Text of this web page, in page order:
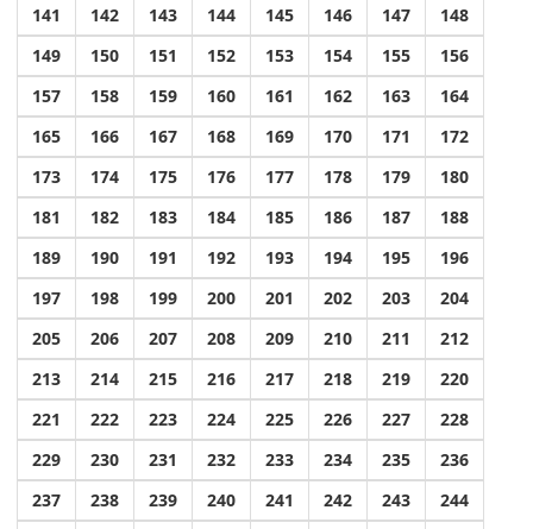
141
142 143 144 145 146 147
148
149
150 151 152 153 154 155
156
157
158 159 160 161 162 163
164
165
166 167 168 169 170 171
172
173
174 175 176 177 178 179
180
181
182 183 184 185 186 187
188
189
190 191 192 193 194 195
196
197
198 199 200 201 202 203
204
205
206 207 208 209 210 211
212
213
214 215 216 217 218 219
220
221
222 223 224 225 226 227
228
229
230 231 232 233 234 235
236
237
238 239 240 241 242 243 244